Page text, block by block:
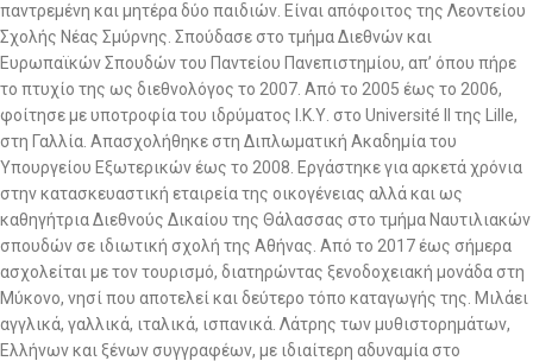
παντρεμένη και μητέρα δύο παιδιών. Είναι απόφοιτος της Λεοντείου
Σχολής Νέας Σμύρνης. Σπούδασε στο τμήμα Διεθνών και
Ευρωπαϊκών Σπουδών του Παντείου Πανεπιστημίου, απ’ όπου πήρε
το πτυχίο της ως διεθνολόγος το 2007. Από το 2005 έως το 2006,
φοίτησε με υποτροφία του ιδρύματος Ι.Κ.Υ. στο Université II της Lille,
στη Γαλλία. Απασχολήθηκε στη Διπλωματική Ακαδημία του
Υπουργείου Εξωτερικών έως το 2008. Εργάστηκε για αρκετά χρόνια
στην κατασκευαστική εταιρεία της οικογένειας αλλά και ως
καθηγήτρια Διεθνούς Δικαίου της Θάλασσας στο τμήμα Ναυτιλιακών
σπουδών σε ιδιωτική σχολή της Αθήνας. Από το 2017 έως σήμερα
ασχολείται με τον τουρισμό, διατηρώντας ξενοδοχειακή μονάδα στη
Μύκονο, νησί που αποτελεί και δεύτερο τόπο καταγωγής της. Μιλάει
αγγλικά, γαλλικά, ιταλικά, ισπανικά. Λάτρης των μυθιστορημάτων,
Ελλήνων και ξένων συγγραφέων, με ιδιαίτερη αδυναμία στο